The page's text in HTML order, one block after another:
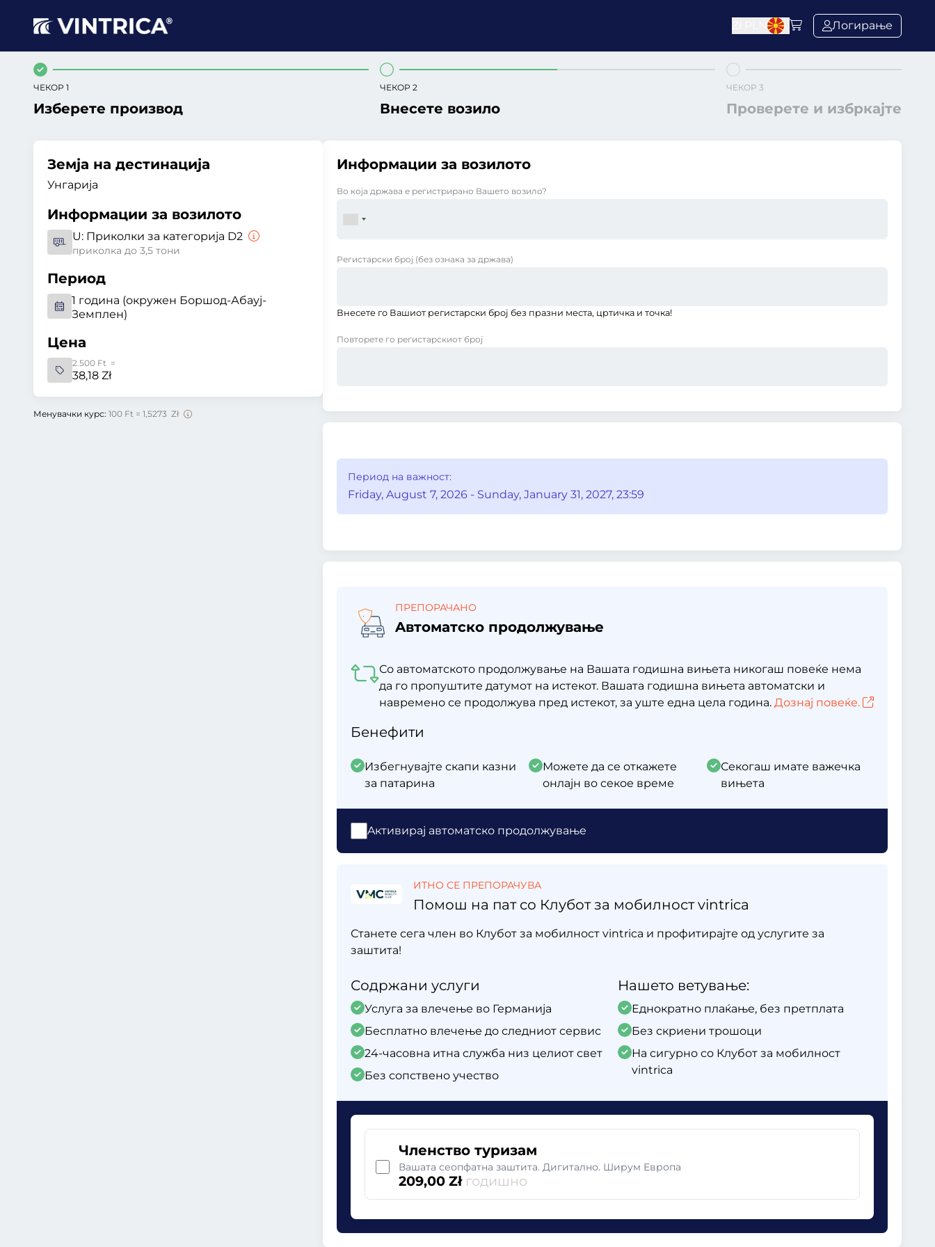
Логирање
ЧЕКОР 1
Изберете производ
ЧЕКОР 2
Внесете возило
ЧЕКОР 3
Проверете и избркајте
Земја на дестинација
Унгарија
Информации за возилото
U: Приколки за категорија D2
приколка до 3,5 тони
Период
1 година (окружен Боршод-Абауј-
Земплен)
Цена
2.500 Ft =
38,18 Zł
Менувачки курс: 100 Ft = 1,5273 Zł
Информации за возилото
Во која држава е регистрирано Вашето возило?
Регистарски број (без ознака за држава)
Внесете го Вашиот регистарски број без празни места, цртичка и точка!
Повторете го регистарскиот број
Период на важност:
Friday, August 7, 2026 - Sunday, January 31, 2027, 23:59
ПРЕПОРАЧАНО
Aвтоматско продолжување
Со автоматското продолжување на Вашата годишна вињета никогаш повеќе нема
да го пропуштите датумот на истекот. Вашата годишна вињета автоматски и
навремено се продолжува пред истекот, за уште една цела година. Дознај повеќе.
Бенефити
Избегнувајте скапи казни
за патарина
Можете да се откажете
онлајн во секое време
Секогаш имате важечка
вињета
Aктивирај автоматско продолжување
ИТНО СЕ ПРЕПОРАЧУВА
Помош на пат со Клубот за мобилност vintrica
Станете сега член во Клубот за мобилност vintrica и профитирајте од услугите за
заштита!
Содржани услуги
Услуга за влечење во Германија
Бесплатно влечење до следниот сервис
24-часовна итна служба низ целиот свет
Без сопствено учество
Нашето ветување:
Еднократно плаќање, без претплата
Без скриени трошоци
На сигурно со Клубот за мобилност
vintrica
Членство туризам
Вашата сеопфатна заштита. Дигитално. Ширум Европа
209,00 Zł годишно